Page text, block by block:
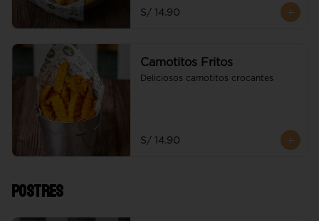
S/ 14.90
Camotitos Fritos
Deliciosos camotitos crocantes
S/ 14.90
Postres